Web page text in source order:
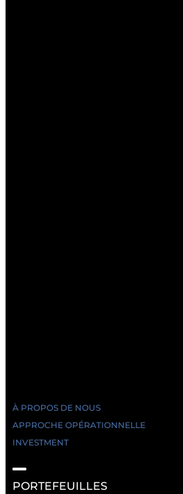
À PROPOS DE NOUS
APPROCHE OPÉRATIONNELLE
INVESTMENT
PORTEFEUILLES